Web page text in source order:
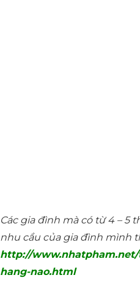
Các gia đình mà có từ 4 –
nhu cầu của gia đình mình
http://www.nhatpham.net/
hang-nao.html